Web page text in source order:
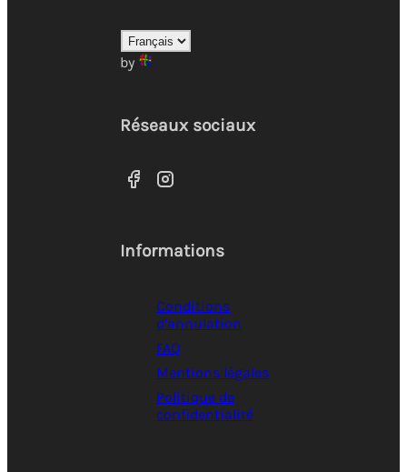
by
Réseaux sociaux
Informations
Conditions
d’annulation
FAQ
Mentions légales
Politique de
confidentialité